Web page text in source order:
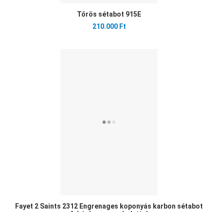
Tőrös sétabot 915E
210.000 Ft
Fayet 2 Saints 2312 Engrenages koponyás karbon sétabot